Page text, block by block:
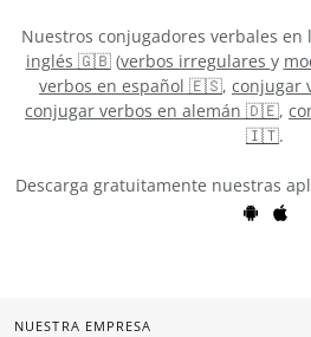
Nuestros conjugadores verbales en
inglés 🇬🇧(verbos irregulares y
verbos en español 🇪🇸, conjugar
conjugar verbos en alemán 🇩🇪,
🇮🇹.
Descarga gratuitamente nuestras
NUESTRA EMPRESA